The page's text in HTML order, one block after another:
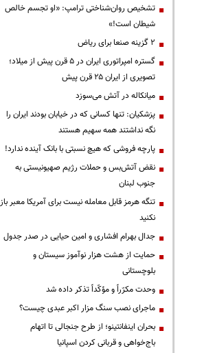
تشخیص روان‌شناختی ترامپ: «او تجسم خالص
شیطان است!»
۲ گزینه صنعا برای ریاض
گستره امپراتوری ایران در ۵ قرن پیش از میلاد؛
تصویری از ایران ۲۵ قرن پیش
میانکاله در آتش می‌سوزد
پزشکیان: تنها کسانی که در خیابان بودند ایران را
نگه نداشتند همه سهیم هستند
پارچه فروشی که هیچ نسبتی با بانک آینده ندارد!
نقض آتش‌بس و حملات رژیم صهیونیستی به
جنوب لبنان
تنگه هرمز قابل معامله نیست برای آمریکا معبر باز
نکنید
جدال بهرام افشاری و امین حیایی در صدر جدول
حمایت از هشت هزار نوآموز سیستان و
بلوچستانی
وحدت مکرّراً و مؤکّداً تذکر داده شد
ماجرای نصب سنگ مزار اکبر عبدی چیست؟
بحران اینفانتینو؛ از طرح جنجالی تا اتهام
باج‌خواهی و قربانی کردن اسپانیا